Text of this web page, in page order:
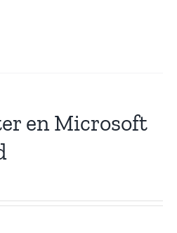
en Microsoft